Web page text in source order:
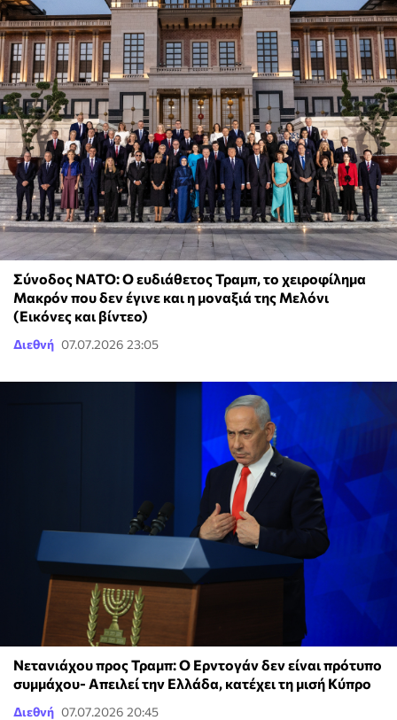
Σύνοδος ΝΑΤΟ: Ο ευδιάθετος Τραμπ, το χειροφίλημα
Μακρόν που δεν έγινε και η μοναξιά της Μελόνι
(Εικόνες και βίντεο)
Διεθνή 07.07.2026 23:05
Νετανιάχου προς Τραμπ: Ο Ερντογάν δεν είναι πρότυπο
συμμάχου- Απειλεί την Ελλάδα, κατέχει τη μισή Κύπρο
Διεθνή 07.07.2026 20:45